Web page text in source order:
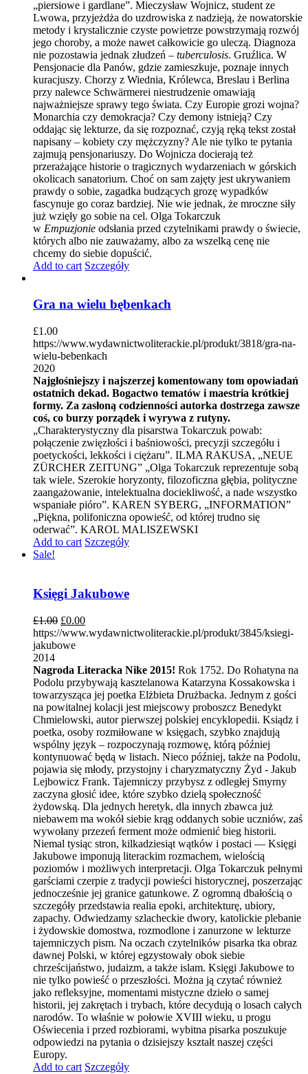
„piersiowe i gardlane”. Mieczysław Wojnicz, student ze
Lwowa, przyjeżdża do uzdrowiska z nadzieją, że nowatorskie
metody i krystalicznie czyste powietrze powstrzymają rozwój
jego choroby, a może nawet całkowicie go uleczą. Diagnoza
nie pozostawia jednak złudzeń – tuberculosis. Gruźlica. W
Pensjonacie dla Panów, gdzie zamieszkuje, poznaje innych
kuracjuszy. Chorzy z Wiednia, Królewca, Breslau i Berlina
przy nalewce Schwärmerei niestrudzenie omawiają
najważniejsze sprawy tego świata. Czy Europie grozi wojna?
Monarchia czy demokracja? Czy demony istnieją? Czy
oddając się lekturze, da się rozpoznać, czyją ręką tekst został
napisany – kobiety czy mężczyzny? Ale nie tylko te pytania
zajmują pensjonariuszy. Do Wojnicza docierają też
przerażające historie o tragicznych wydarzeniach w górskich
okolicach sanatorium. Choć on sam zajęty jest ukrywaniem
prawdy o sobie, zagadka budzących grozę wypadków
fascynuje go coraz bardziej. Nie wie jednak, że mroczne siły
już wzięły go sobie na cel. Olga Tokarczuk
w Empuzjonie odsłania przed czytelnikami prawdy o świecie,
których albo nie zauważamy, albo za wszelką cenę nie
chcemy do siebie dopuścić.
Add to cart Szczegóły
Gra na wielu bębenkach
£1.00
https://www.wydawnictwoliterackie.pl/produkt/3818/gra-na-
wielu-bebenkach
2020
Najgłośniejszy i najszerzej komentowany tom opowiadań
ostatnich dekad. Bogactwo tematów i maestria krótkiej
formy. Za zasłoną codzienności autorka dostrzega zawsze
coś, co burzy porządek i wyrywa z rutyny.
„Charakterystyczny dla pisarstwa Tokarczuk powab:
połączenie zwięzłości i baśniowości, precyzji szczegółu i
poetyckości, lekkości i ciężaru”. ILMA RAKUSA, „NEUE
ZÜRCHER ZEITUNG” „Olga Tokarczuk reprezentuje sobą
tak wiele. Szerokie horyzonty, filozoficzna głębia, polityczne
zaangażowanie, intelektualna dociekliwość, a nade wszystko
wspaniałe pióro”. KAREN SYBERG, „INFORMATION”
„Piękna, polifoniczna opowieść, od której trudno się
oderwać”. KAROL MALISZEWSKI
Add to cart Szczegóły
Sale!
Księgi Jakubowe
£1.00 £0.00
https://www.wydawnictwoliterackie.pl/produkt/3845/ksiegi-
jakubowe
2014
Nagroda Literacka Nike 2015! Rok 1752. Do Rohatyna na
Podolu przybywają kasztelanowa Katarzyna Kossakowska i
towarzysząca jej poetka Elżbieta Drużbacka. Jednym z gości
na powitalnej kolacji jest miejscowy proboszcz Benedykt
Chmielowski, autor pierwszej polskiej encyklopedii. Ksiądz i
poetka, osoby rozmiłowane w księgach, szybko znajdują
wspólny język – rozpoczynają rozmowę, którą później
kontynuować będą w listach. Nieco później, także na Podolu,
pojawia się młody, przystojny i charyzmatyczny Żyd - Jakub
Lejbowicz Frank. Tajemniczy przybysz z odległej Smyrny
zaczyna głosić idee, które szybko dzielą społeczność
żydowską. Dla jednych heretyk, dla innych zbawca już
niebawem ma wokół siebie krąg oddanych sobie uczniów, zaś
wywołany przezeń ferment może odmienić bieg historii.
Niemal tysiąc stron, kilkadziesiąt wątków i postaci — Księgi
Jakubowe imponują literackim rozmachem, wielością
poziomów i możliwych interpretacji. Olga Tokarczuk pełnymi
garściami czerpie z tradycji powieści historycznej, poszerzając
jednocześnie jej granice gatunkowe. Z ogromną dbałością o
szczegóły przedstawia realia epoki, architekturę, ubiory,
zapachy. Odwiedzamy szlacheckie dwory, katolickie plebanie
i żydowskie domostwa, rozmodlone i zanurzone w lekturze
tajemniczych pism. Na oczach czytelników pisarka tka obraz
dawnej Polski, w której egzystowały obok siebie
chrześcijaństwo, judaizm, a także islam. Księgi Jakubowe to
nie tylko powieść o przeszłości. Można ją czytać również
jako refleksyjne, momentami mistyczne dzieło o samej
historii, jej zakrętach i trybach, które decydują o losach całych
narodów. To właśnie w połowie XVIII wieku, u progu
Oświecenia i przed rozbiorami, wybitna pisarka poszukuje
odpowiedzi na pytania o dzisiejszy kształt naszej części
Europy.
Add to cart Szczegóły